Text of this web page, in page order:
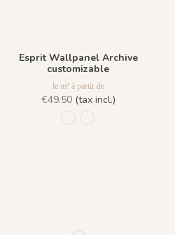
Esprit Wallpanel Archive
customizable
le m² à partir de
€49.50(tax incl.)